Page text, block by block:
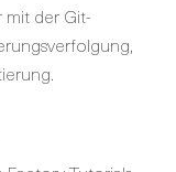
mit der Git-